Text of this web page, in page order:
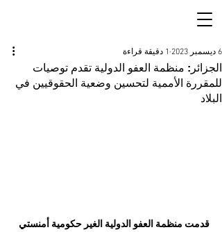
الجزائر: منظمة العفو الدولية تقدم توصيات
للمقررة الأممية لتحسين وضعية الحقوقيين في
البلاد
6 ديسمبر 2023 1 دقيقة قراءة
قدمت منظمة العفو الدولية الغير حكومية أمنستي